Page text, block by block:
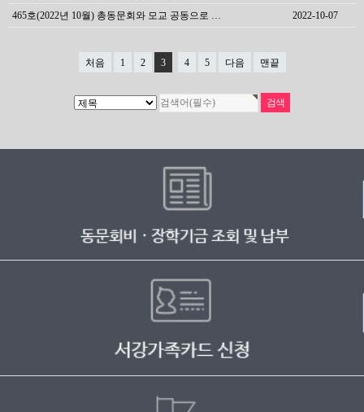
465호(2022년 10월) 총동문회와 모교 공동으로 … 2022-10-07
처음 1 2 3 4 5 다음 맨끝